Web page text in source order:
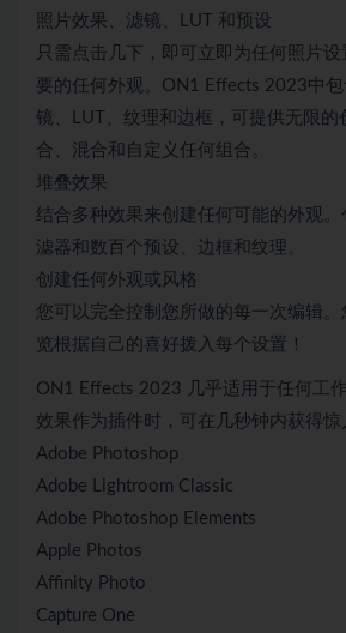
照片效果、滤镜、LUT 和预设
只需点击几下，即可立即为任何照片
要的任何外观。ON1 Effects 2023中
镜、LUT、纹理和边框，可提供无限的
合、混合和自定义任何组合。
堆叠效果
结合多种效果来创建任何可能的外观
滤器和数百个预设、边框和纹理。
创建任何外观或风格
您可以完全控制您所做的每一次编辑。
览根据自己的喜好拨入每个设置！
ON1 Effects 2023 几乎适用于任何工
效果作为插件时，可在几秒钟内获得惊
Adobe Photoshop
Adobe Lightroom Classic
Adobe Photoshop Elements
Apple Photos
Affinity Photo
Capture One